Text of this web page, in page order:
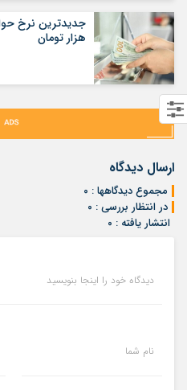
هزار تومان
ارسال دیدگاه
مجموع دیدگاهها : ۰
در انتظار بررسی : ۰
انتشار یافته : ۰
دیدگاه خود را اینجا بنویسید
نام شما